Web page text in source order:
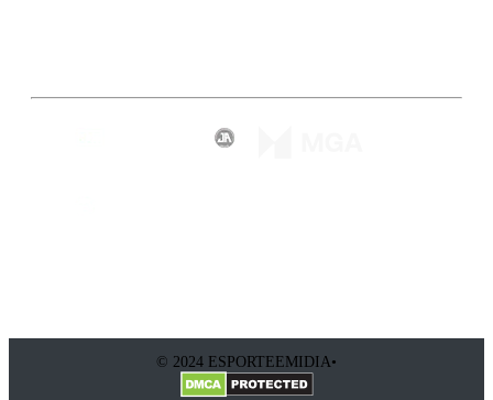
© 2024 ESPORTEEMIDIA•